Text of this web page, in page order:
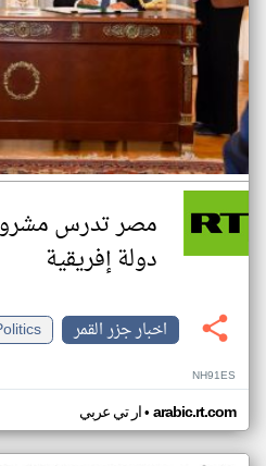
مصر تدرس
دولة إفريقية
اخبار جزر القمر
NH91ES
ار تي عربي• arabic.rt.com